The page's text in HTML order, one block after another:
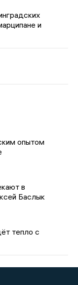
и
опытом
в
Баслык
тепло с